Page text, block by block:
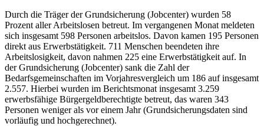
Durch die Träger der Grundsicherung (Jobcenter) wurden 58
Prozent aller Arbeitslosen betreut. Im vergangenen Monat meldeten
sich insgesamt 598 Personen arbeitslos. Davon kamen 195 Personen
direkt aus Erwerbstätigkeit. 711 Menschen beendeten ihre
Arbeitslosigkeit, davon nahmen 225 eine Erwerbstätigkeit auf. In
der Grundsicherung (Jobcenter) sank die Zahl der
Bedarfsgemeinschaften im Vorjahresvergleich um 186 auf insgesamt
2.557. Hierbei wurden im Berichtsmonat insgesamt 3.259
erwerbsfähige Bürgergeldberechtigte betreut, das waren 343
Personen weniger als vor einem Jahr (Grundsicherungsdaten sind
vorläufig und hochgerechnet).